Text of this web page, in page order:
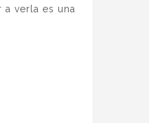
verla es una